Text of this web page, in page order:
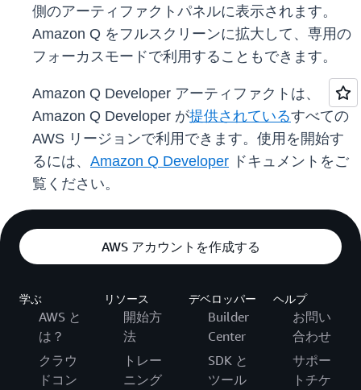
側のアーティファクトパネルに表示されます。
Amazon Q をフルスクリーンに拡大して、専用の
フォーカスモードで利用することもできます。
Amazon Q Developer アーティファクトは、
Amazon Q Developer が提供されているすべての
AWS リージョンで利用できます。使用を開始す
るには、 Amazon Q Developer ドキュメントをご
覧ください。
AWS アカウントを作成する
学ぶ
AWS と
は？
クラウ
ドコン
リソース
開始方
法
トレー
ニング
デベロッパー
Builder
Center
SDK と
ツール
ヘルプ
お問い
合わせ
サポー
トチケ